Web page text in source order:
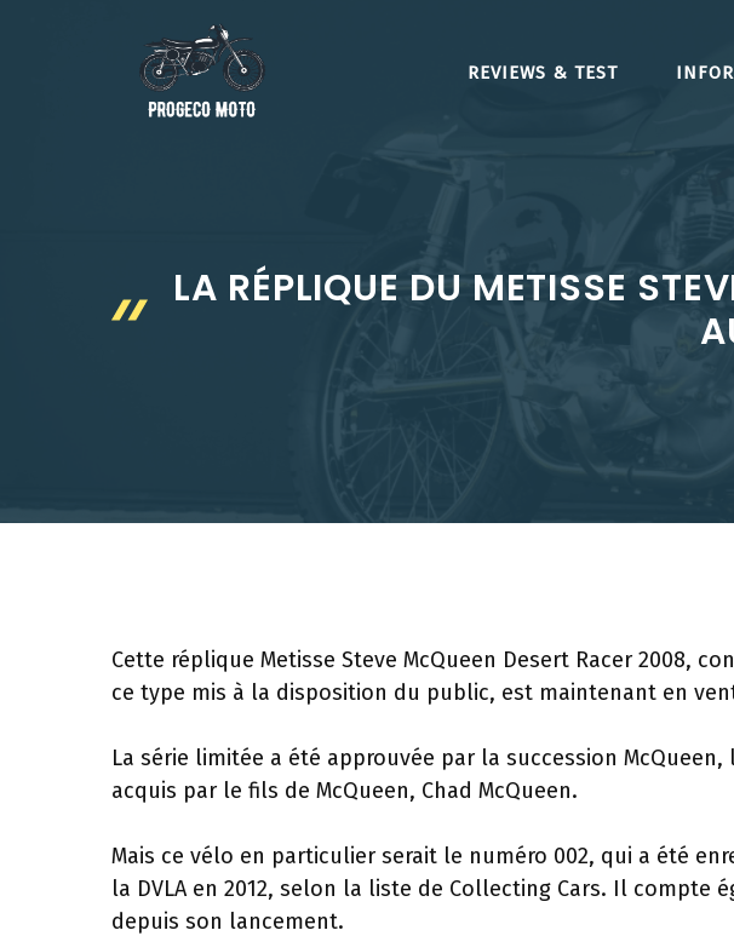
REVIEWS & TEST
LA RÉPLIQUE DU METISSE
Cette réplique Metisse Steve McQueen Desert Racer 2008,
ce type mis à la disposition du public, est maintenant en
La série limitée a été approuvée par la succession
acquis par le fils de McQueen, Chad McQueen.
Mais ce vélo en particulier serait le numéro 002, qui a été
la DVLA en 2012, selon la liste de Collecting Cars. Il compte
depuis son lancement.